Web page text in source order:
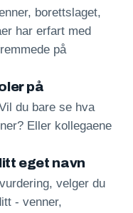
borettslaget,
har erfart med
på
på
du bare se hva
Eller kollegaene
eget navn
velger du
- venner,